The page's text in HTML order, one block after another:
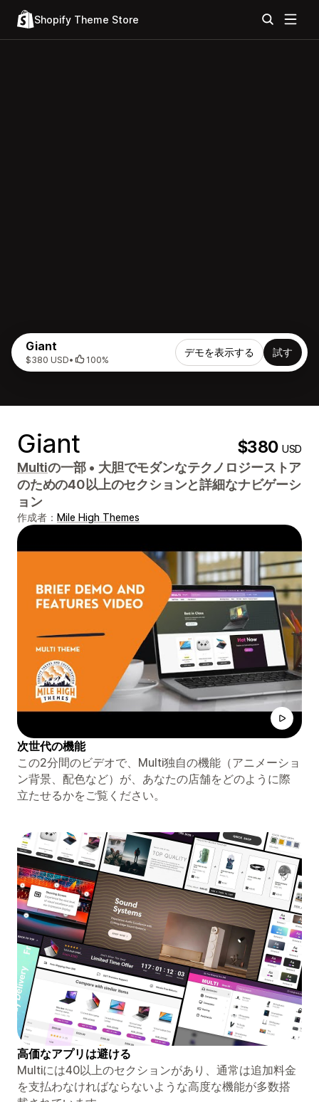
Shopify Theme Store
Giant
$380 USD• 100%
デモを表示する 試す
Giant $380USD
Multiの一部 • 大胆でモダンなテクノロジーストア
のための40以上のセクションと詳細なナビゲーシ
ョン
作成者： Mile High Themes
次世代の機能
この2分間のビデオで、Multi独自の機能（アニメーショ
ン背景、配色など）が、あなたの店舗をどのように際
立たせるかをご覧ください。
高価なアプリは避ける
Multiには40以上のセクションがあり、通常は追加料金
を支払わなければならないような高度な機能が多数搭